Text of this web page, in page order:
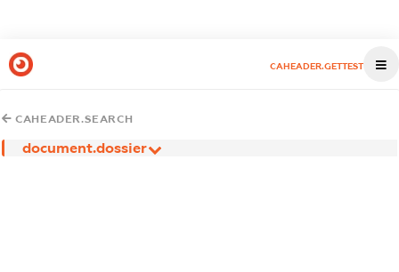
CAHEADER.GETTEST
CAHEADER.SEARCH
document.dossier